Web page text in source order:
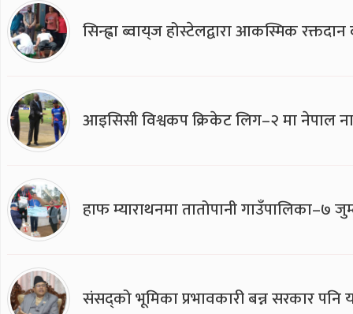
सिन्ह्वा ब्वाय्‌ज होस्टेलद्वारा आकस्मिक
आइसिसी विश्वकप क्रिकेट लिग–२ मा नेपाल
हाफ म्याराथनमा तातोपानी गाउँपालिका–७
संसद्को भूमिका प्रभावकारी बन्न सरकार पनि